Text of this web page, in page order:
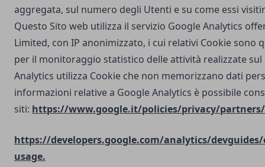
aggregata, sul numero degli Utenti e su come essi
Questo Sito web utilizza il servizio Google Analytics
Limited, con IP anonimizzato, i cui relativi Cookie sono
per il monitoraggio statistico delle attività realizzate sul
Analytics utilizza Cookie che non memorizzano dati
informazioni relative a Google Analytics è possibile
siti: https://www.google.it/policies/privacy/partners/
https://developers.google.com/analytics/
usage.